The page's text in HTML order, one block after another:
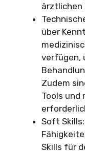
ärztlichen
über
verfügen,
Zudem
Tools
Soft
Skills für